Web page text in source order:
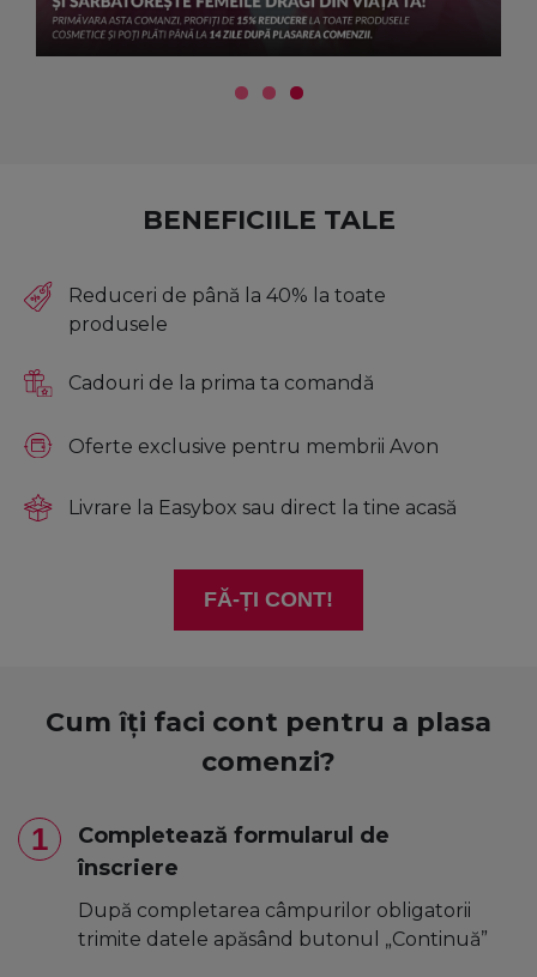
BENEFICIILE TALE
Reduceri de până la 40% la toate
produsele
Cadouri de la prima ta comandă
Oferte exclusive pentru membrii Avon
Livrare la Easybox sau direct la tine acasă
FĂ-ȚI CONT!
Cum îți faci cont pentru a plasa
comenzi?
1
Completează formularul de
înscriere
După completarea câmpurilor obligatorii
trimite datele apăsând butonul „Continuă”